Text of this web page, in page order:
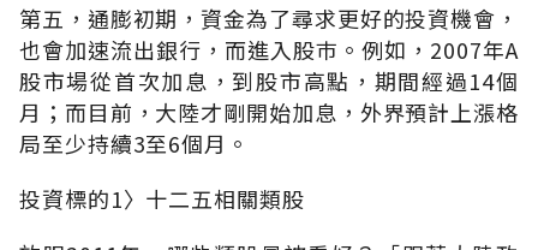
第五，通膨初期，資金為了尋求更好的投資機會，
也會加速流出銀行，而進入股巿。例如，2007年A
股市場從首次加息，到股市高點，期間經過14個
月；而目前，大陸才剛開始加息，外界預計上漲格
局至少持續3至6個月。
投資標的1〉十二五相關類股